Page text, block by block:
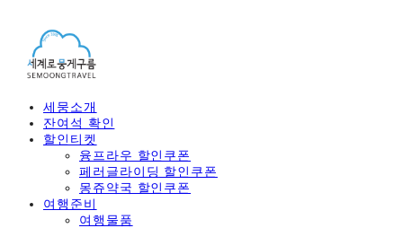
세뭉소개
잔여석 확인
할인티켓
융프라우 할인쿠폰
페러글라이딩 할인쿠폰
몽쥬약국 할인쿠폰
여행준비
여행물품